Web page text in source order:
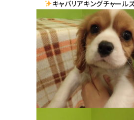
キャバリアキングチャール